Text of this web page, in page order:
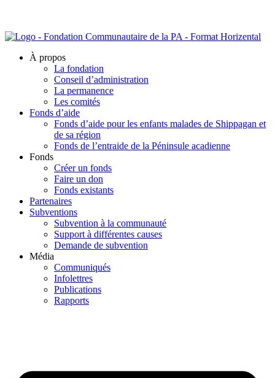
À propos
La fondation
Conseil d’administration
La permanence
Les comités
Fonds d’aide
Fonds d’aide pour les enfants malades de Shippagan et
de sa région
Fonds de l’entraide de la Péninsule acadienne
Fonds
Créer un fonds
Faire un don
Fonds existants
Partenaires
Subventions
Subvention à la communauté
Support à différentes causes
Demande de subvention
Média
Communiqués
Infolettres
Publications
Rapports